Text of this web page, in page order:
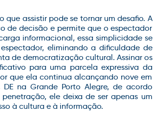
que assistir pode se tornar um desafio. A
de decisão e permite que o espectador
informacional, essa simplicidade se
eliminando a dificuldade de
de democratização cultural. Assinar os
para uma parcela expressiva da
que ela continua alcançando nove em
na Grande Porto Alegre, de acordo
ele deixa de ser apenas um
à cultura e à informação.